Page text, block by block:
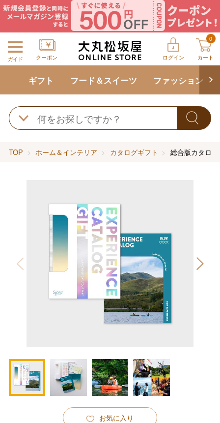
ガイド クーポン ログイン
0
カート
ギフト フード＆スイーツ ファッション
TOP ホーム＆インテリア カタログギフト 総合版カタロ
お気に入り